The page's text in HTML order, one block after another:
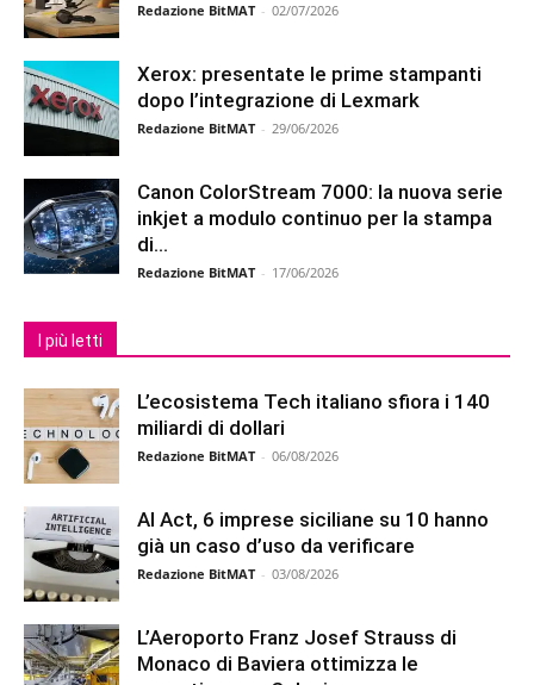
Redazione BitMAT - 02/07/2026
Xerox: presentate le prime stampanti
dopo l’integrazione di Lexmark
Redazione BitMAT - 29/06/2026
Canon ColorStream 7000: la nuova serie
inkjet a modulo continuo per la stampa
di...
Redazione BitMAT - 17/06/2026
I più letti
L’ecosistema Tech italiano sfiora i 140
miliardi di dollari
Redazione BitMAT - 06/08/2026
AI Act, 6 imprese siciliane su 10 hanno
già un caso d’uso da verificare
Redazione BitMAT - 03/08/2026
L’Aeroporto Franz Josef Strauss di
Monaco di Baviera ottimizza le